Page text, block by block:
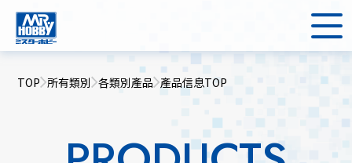
TOP 所有類別 各類別產品 產品信息TOP